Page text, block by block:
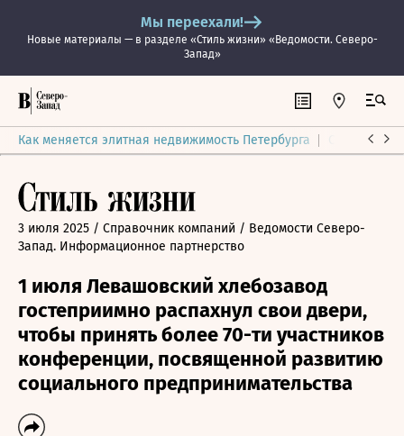
Мы переехали!
Новые материалы — в разделе «Стиль жизни» «Ведомости. Северо-
Запад»
Как меняется элитная недвижимость Петербурга Ситуация
3 июля 2025 / Справочник компаний / Ведомости Северо-
Запад. Информационное партнерство
1 июля Левашовский хлебозавод
гостеприимно распахнул свои двери,
чтобы принять более 70-ти участников
конференции, посвященной развитию
социального предпринимательства